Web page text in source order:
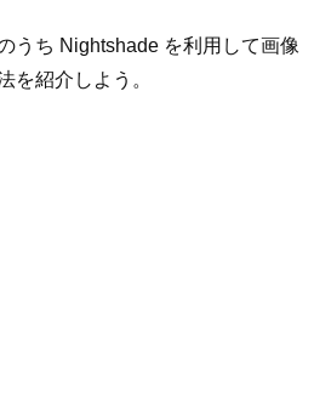
うち Nightshade を利用して画像
を紹介しよう。